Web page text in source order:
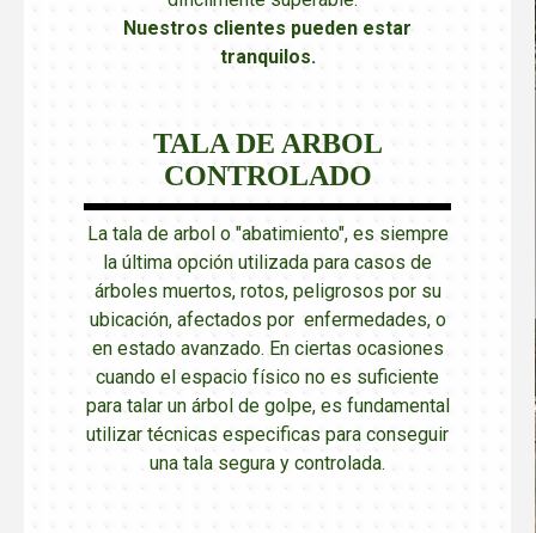
Nuestros clientes pueden estar
tranquilos.
TALA DE ARBOL
CONTROLADO
La tala de arbol o "abatimiento", es siempre
la última opción utilizada para casos de
árboles muertos, rotos, peligrosos por su
ubicación, afectados por enfermedades, o
en estado avanzado. En ciertas ocasiones
cuando el espacio físico no es suficiente
para talar un árbol de golpe, es fundamental
utilizar técnicas especificas para conseguir
una tala segura y controlada.